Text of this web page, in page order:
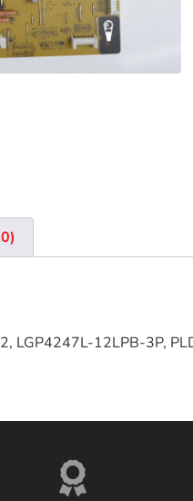
LGP4247L-12LPB-3P,